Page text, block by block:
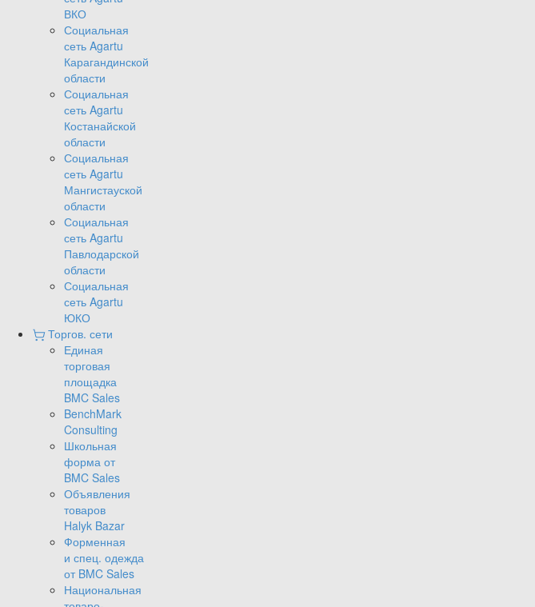
ВКО
Социальная
сеть Agartu
Карагандинской
области
Социальная
сеть Agartu
Костанайской
области
Социальная
сеть Agartu
Мангистауской
области
Социальная
сеть Agartu
Павлодарской
области
Социальная
сеть Agartu
ЮКО
Торгов. сети
Единая
торговая
площадка
BMC Sales
BenchMark
Consulting
Школьная
форма от
BMC Sales
Объявления
товаров
Halyk Bazar
Форменная
и спец. одежда
от BMC Sales
Национальная